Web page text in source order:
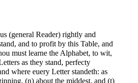
(general Reader) rightly and
and to profit by this Table, and
must learne the Alphabet, to wit,
as they stand, perfecty
where euery Letter standeth: as
(n) about the middest, and (t)